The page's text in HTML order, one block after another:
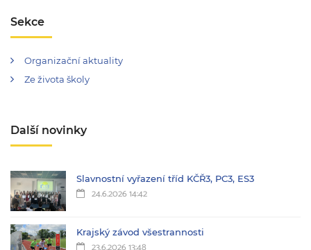
Sekce
Organizační aktuality
Ze života školy
Další novinky
Slavnostní vyřazení tříd KČŘ3, PC3, ES3
24.6.2026 14:42
Krajský závod všestrannosti